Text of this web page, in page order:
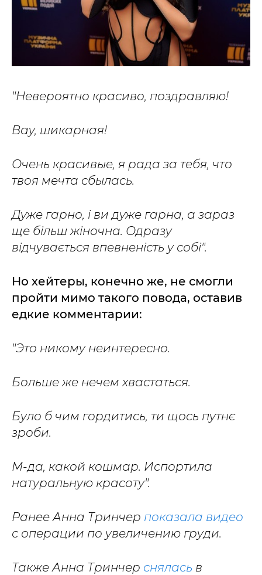
"Невероятно красиво, поздравляю!
Вау, шикарная!
Очень красивые, я рада за тебя, что
твоя мечта сбылась.
Дуже гарно, і ви дуже гарна, а зараз
ще більш жіночна. Одразу
відчувається впевненість у собі".
Но хейтеры, конечно же, не смогли
пройти мимо такого повода, оставив
едкие комментарии:
"Это никому неинтересно.
Больше же нечем хвастаться.
Було б чим гордитись, ти щось путнє
зроби.
М-да, какой кошмар. Испортила
натуральную красоту".
Ранее Анна Тринчер показала видео
с операции по увеличению груди.
Также Анна Тринчер снялась в